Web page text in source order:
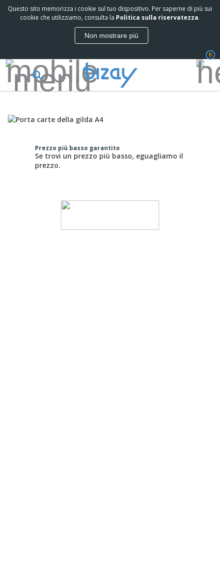
Questo sito memorizza i cookie sul tuo dispositivo. Per saperne di più sui
cookie che utilizziamo, consulta la Politica sulla riservatezza.
Non mostrare più
0
Prezzo più basso garantito
Se trovi un prezzo più basso, eguagliamo il
prezzo.